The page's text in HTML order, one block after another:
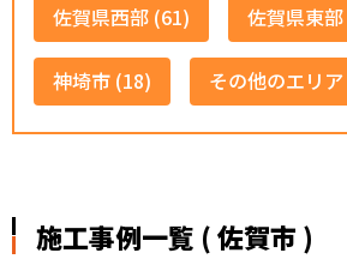
佐賀県西部 (61) 佐賀県東
神埼市 (18) その他のエリ
施工事例一覧 ( 佐賀市 )